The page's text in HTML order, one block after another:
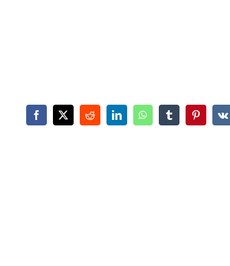
Facebook
X RedditLinkedInWhatsAppTumblrPinterest
Vk